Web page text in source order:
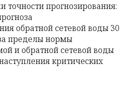
точности прогнозирования:
обратной сетевой воды 30
пределы нормы
и обратной сетевой воды
критических